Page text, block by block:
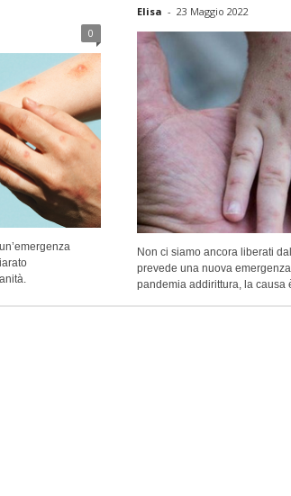
0
Elisa - 23 Maggio 2022
Non ci siamo ancora liberati
prevede una nuova
pandemia addirittura, la causa